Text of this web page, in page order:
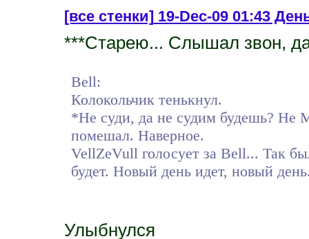
[все стенки]19-Dec-09 01:43
***Старею... Слышал звон,
Bell:
Колокольчик тенькнул.
*Не суди, да не судим будешь? Не
помешал. Наверное.
VellZeVull голосует за Bell... Так
будет. Новый день идет, новый
Улыбнулся